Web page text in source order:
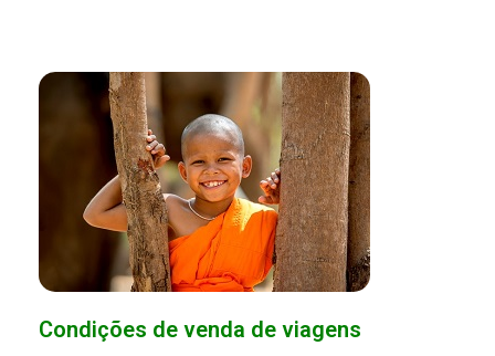
Condições de venda de viagens